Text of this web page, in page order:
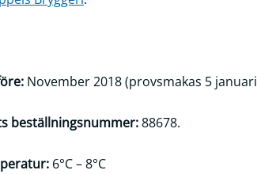
November 2018 (provsmakas 5 januari
beställningsnummer:88678.
6°C – 8°C